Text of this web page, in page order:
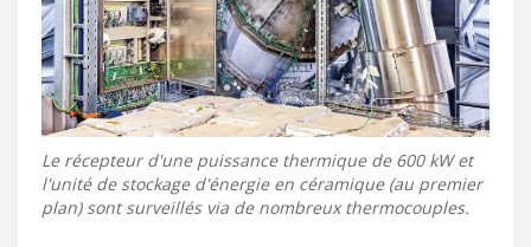
Le récepteur d'une puissance thermique de 600 kW et
l'unité de stockage d'énergie en céramique (au premier
plan) sont surveillés via de nombreux thermocouples.